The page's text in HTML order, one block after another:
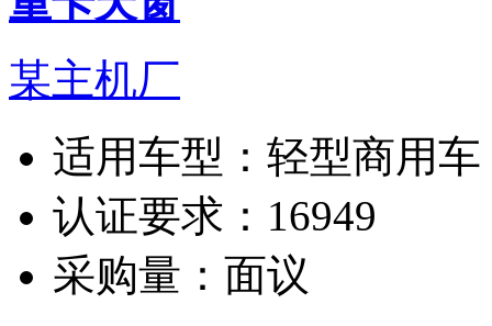
某主机厂
适用车型： 轻型商用
认证要求： 16949
采购量： 面议